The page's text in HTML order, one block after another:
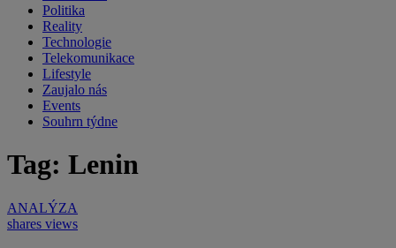
Politika
Reality
Technologie
Telekomunikace
Lifestyle
Zaujalo nás
Events
Souhrn týdne
Tag: Lenin
ANALÝZA
shares views